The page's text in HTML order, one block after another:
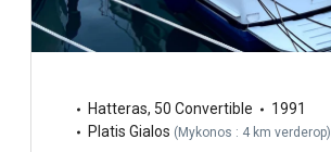
Hatteras, 50 Convertible
1991
Platis Gialos ( Mykonos : 4 km verderop)